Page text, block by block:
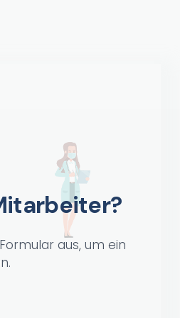
aus, um ein